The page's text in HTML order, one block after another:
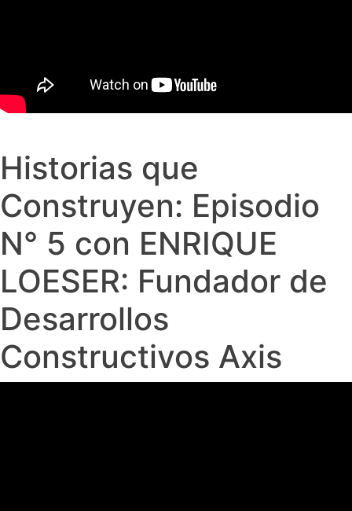
Historias que
Construyen: Episodio
N° 5 con ENRIQUE
LOESER: Fundador de
Desarrollos
Constructivos Axis